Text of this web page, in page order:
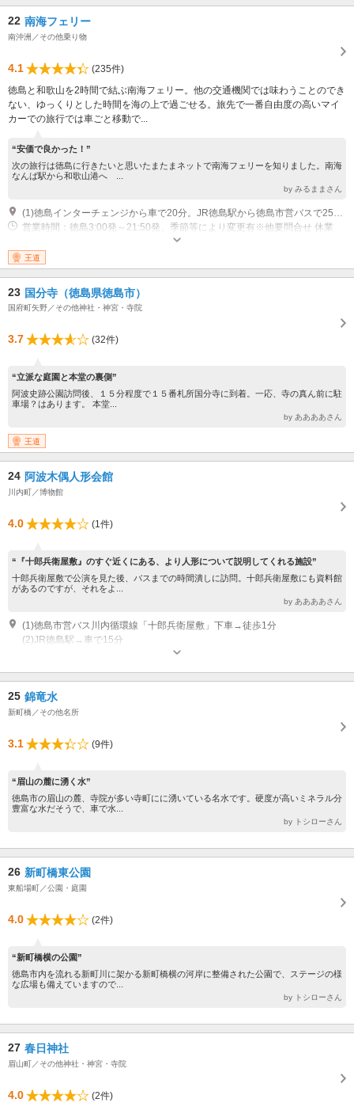
22 南海フェリー
南沖洲／その他乗り物
4.1
(235件)
徳島と和歌山を2時間で結ぶ南海フェリー。他の交通機関では味わうことのでき
ない、ゆっくりとした時間を海の上で過ごせる。旅先で一番自由度の高いマイ
カーでの旅行では車ごと移動で...
“安価で良かった！”
次の旅行は徳島に行きたいと思いたまたまネットで南海フェリーを知りました。南海
なんば駅から和歌山港へ ...
by みるままさん
営業時間：徳島3:00発～21:50発、季節等により変更有※他要問合せ 休業
日：荒天時による欠航およびドック期間 その他：年中無休
王道
23 国分寺（徳島県徳島市）
国府町矢野／その他神社・神宮・寺院
3.7 (32件)
“立派な庭園と本堂の裏側”
阿波史跡公園訪問後、１５分程度で１５番札所国分寺に到着。一応、寺の真ん前に駐
車場？はあります。 本堂...
by ああああさん
王道
24 阿波木偶人形会館
川内町／博物館
4.0 (1件)
“『十郎兵衛屋敷』のすぐ近くにある、より人形について説明してくれる施設”
十郎兵衛屋敷で公演を見た後、バスまでの時間潰しに訪問。十郎兵衛屋敷にも資料館
があるのですが、それをよ...
by ああああさん
(1)徳島市営バス川内循環線「十郎兵衛屋敷」下車→徒歩1分
(2)JR徳島駅→車で15分
25 錦竜水
新町橋／その他名所
3.1 (9件)
“眉山の麓に湧く水”
徳島市の眉山の麓、寺院が多い寺町にに湧いている名水です。硬度が高いミネラル分
豊富な水だそうで、車で水...
by トシローさん
26 新町橋東公園
東船場町／公園・庭園
4.0 (2件)
“新町橋横の公園”
徳島市内を流れる新町川に架かる新町橋横の河岸に整備された公園で、ステージの様
な広場も備えていますので...
by トシローさん
27 春日神社
眉山町／その他神社・神宮・寺院
4.0 (2件)